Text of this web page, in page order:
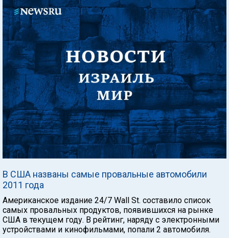
В США названы самые провальные автомобили
2011 года
Американское издание 24/7 Wall St. составило список
самых провальных продуктов, появившихся на рынке
США в текущем году. В рейтинг, наряду с электронными
устройствами и кинофильмами, попали 2 автомобиля.